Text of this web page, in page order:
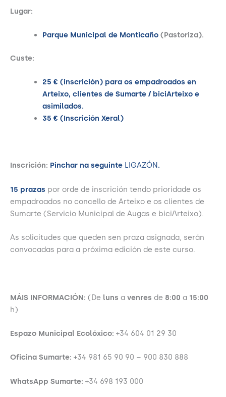
Lugar:
Parque Municipal de Monticaño (Pastoriza).
Custe:
25 € (inscrición) para os empadroados en
Arteixo, clientes de Sumarte / biciArteixo e
asimilados.
35 € (Inscrición Xeral)
Inscrición: Pinchar na seguinte LIGAZÓN.
15 prazas por orde de inscrición tendo prioridade os
empadroados no concello de Arteixo e os clientes de
Sumarte (Servicio Municipal de Augas e bici/\rteixo).
As solicitudes que queden sen praza asignada, serán
convocadas para a próxima edición de este curso.
MÁIS INFORMACIÓN: (De luns a venres de 8:00 a 15:00
h)
Espazo Municipal Ecolóxico: +34 604 01 29 30
Oficina Sumarte: +34 981 65 90 90 – 900 830 888
WhatsApp Sumarte: +34 698 193 000